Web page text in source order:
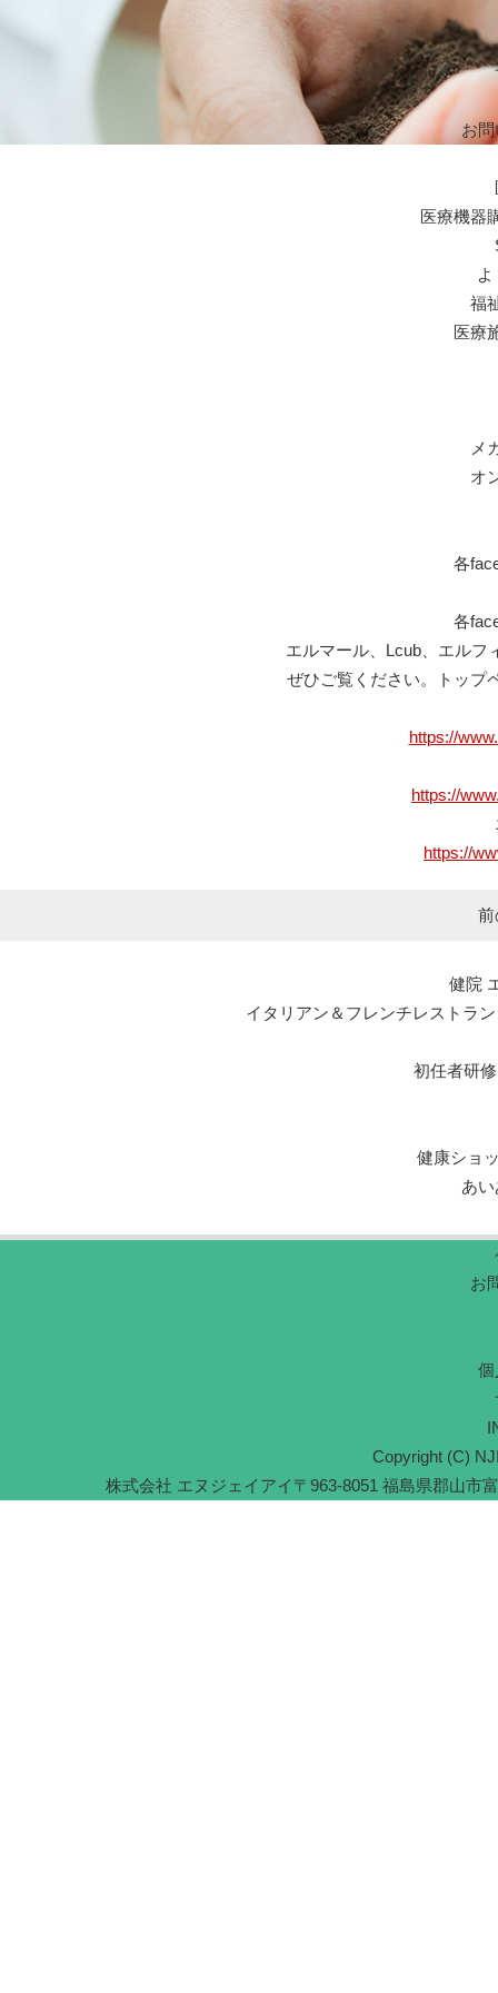
お
医療機器
福
医療
メ
オ
各
各
エルマール、Lcub、エルフ
ぜひご覧ください。トップ
https://
https://
https://
前
健院
イタリアン＆フレンチレストラ
初任者研修
健康ショ
あ
お
個
Copyright (C)
株式会社 エヌジェイアイ〒963-8051 福島県郡山市